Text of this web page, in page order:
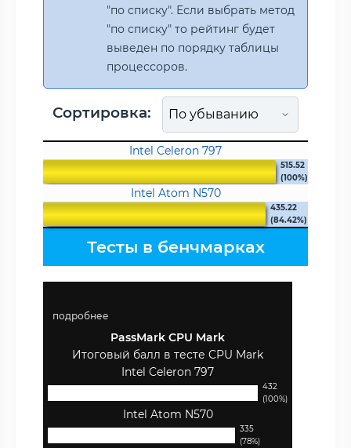
"по списку". Если выбрать метод
"по списку" то рейтинг будет
выведен по порядку таблицы
процессоров.
Сортировка:
Intel Celeron 797
515.52
(100%)
Intel Atom N570
435.22
(84.42%)
Тесты в бенчмарках
подробнее
PassMark CPU Mark
Итоговый балл в тесте CPU Mark
Intel Celeron 797
432
(100%)
Intel Atom N570
335
(78%)